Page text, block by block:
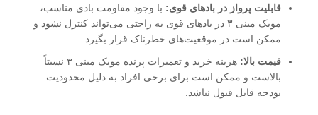
قابلیت پرواز در بادهای قوی: با وجود مقاومت بادی مناسب،
مویک مینی ۳ در بادهای قوی به راحتی می‌تواند کنترل نشود و
ممکن است در موقعیت‌های خطرناک قرار بگیرد.
قیمت بالا:
هزینه خرید و تعمیرات پرنده مویک مینی ۳ نسبتاً
بالاست و ممکن است برای برخی افراد به دلیل محدودیت
بودجه قابل قبول نباشد.